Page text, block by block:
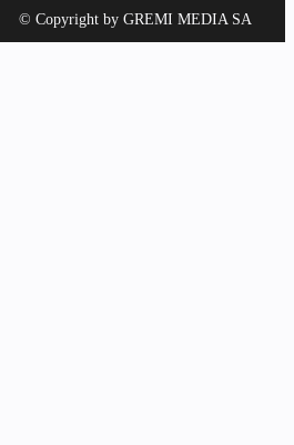
© Copyright by GREMI MEDIA SA